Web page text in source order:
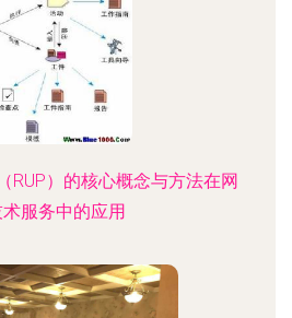
RUP）的核心概念与方法在网
服务中的应用